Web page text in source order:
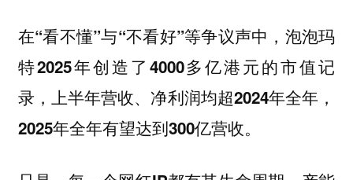
在“看不懂”与“不看好”等争议声中，泡泡玛
特2025年创造了4000多亿港元的市值记
录，上半年营收、净利润均超2024年全年，
2025年全年有望达到300亿营收。